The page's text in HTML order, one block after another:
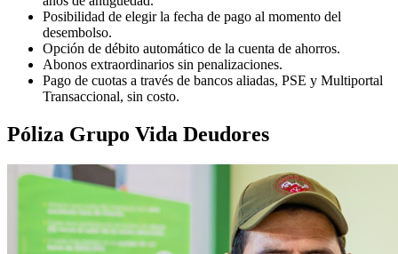
Posibilidad de elegir la fecha de pago al momento del
desembolso.
Opción de débito automático de la cuenta de ahorros.
Abonos extraordinarios sin penalizaciones.
Pago de cuotas a través de bancos aliadas, PSE y Multiportal
Transaccional, sin costo.
Póliza Grupo Vida Deudores